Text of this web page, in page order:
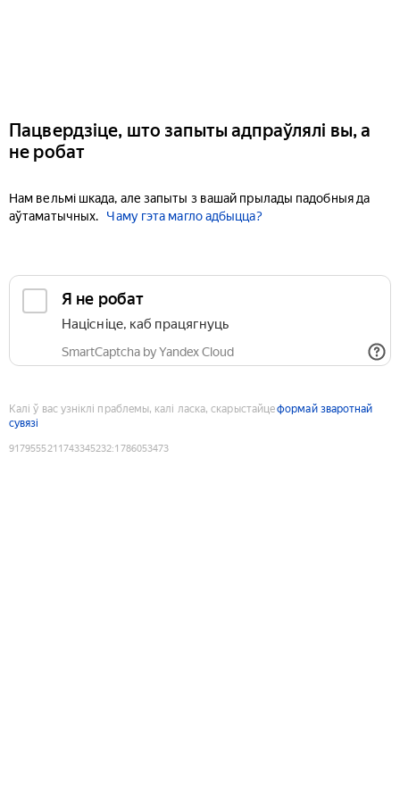
Пацвердзіце, што запыты адпраўлялі вы, а
не робат
Нам вельмі шкада, але запыты з вашай прылады падобныя да
аўтаматычных.
Чаму гэта магло адбыцца?
Я не робат
Націсніце, каб працягнуць
SmartCaptcha by Yandex Cloud
Калі ў вас узніклі праблемы, калі ласка, скарыстайцеформай зваротнай
сувязі
9179555211743345232:1786053473